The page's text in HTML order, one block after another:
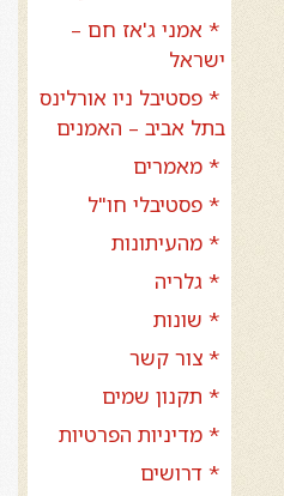
* אמני ג'אז חם –
ישראל
* פסטיבל ניו אורלינס
בתל אביב – האמנים
* מאמרים
* פסטיבלי חו"ל
* מהעיתונות
* גלריה
* שונות
* צור קשר
* תקנון שמים
* מדיניות הפרטיות
* דרושים